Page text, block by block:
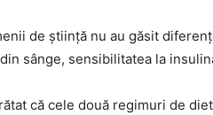
de știință nu au găsit
sânge, sensibilitatea la
că cele două regimuri de